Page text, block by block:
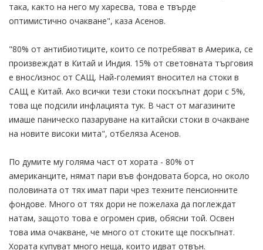
така, както на него му харесва, това е твърде
оптимистично очакване", каза Асенов.
"80% от антибиотиците, които се потребяват в Америка, се
произвеждат в Китай и Индия. 15% от световната търговия
е внос/износ от САЩ. Най-големият вносител на стоки в
САЩ е Китай. Ако всички тези стоки поскъпнат дори с 5%,
това ще подсили инфлацията тук. В част от магазините
имаше паническо пазаруване на китайски стоки в очакване
на новите високи мита", отбеляза Асенов.
По думите му голяма част от хората - 80% от
американците, нямат пари във фондовата борса, но около
половината от тях имат пари чрез техните пенсионните
фондове. Много от тях дори не пожелаха да поглеждат
натам, защото това е огромен срив, обясни той. Освен
това има очакване, че много от стоките ще поскъпнат.
Хората купуват много неща, които идват отвън.